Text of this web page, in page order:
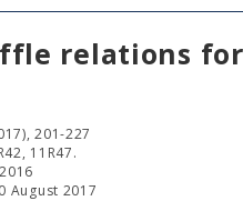
relations
201-227
11R47.
August 2017